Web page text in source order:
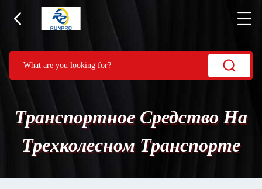
Транспортное Средство На
Трехколесном Транспорте